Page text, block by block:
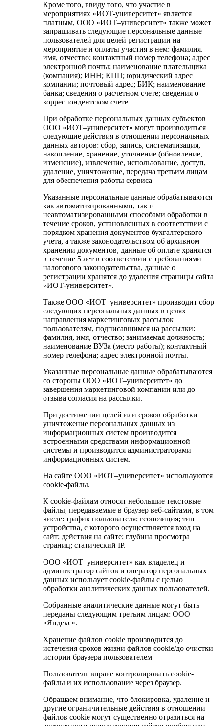
Кроме того, ввиду того, что участие в
мероприятиях «ИОТ-университет» является
платным, ООО «ИОТ–университет» также может
запрашивать следующие персональные данные
пользователей для целей регистрации на
мероприятие и оплаты участия в нем: фамилия,
имя, отчество; контактный номер телефона; адрес
электронной почты; наименование плательщика
(компания); ИНН; КПП; юридический адрес
компании; почтовый адрес; БИК; наименование
банка; сведения о расчетном счете; сведения о
корреспондентском счете.
При обработке персональных данных субъектов
ООО «ИОТ–университет» могут производиться
следующие действия в отношении персональных
данных авторов: сбор, запись, систематизация,
накопление, хранение, уточнение (обновление,
изменение), извлечение, использование, доступ,
удаление, уничтожение, передача третьим лицам
для обеспечения работы сервиса.
Указанные персональные данные обрабатываются
как автоматизированными, так и
неавтоматизированными способами обработки в
течение сроков, установленных в соответствии с
порядком хранения документов бухгалтерского
учета, а также законодательством об архивном
хранении документов, данные об оплате хранятся
в течение 5 лет в соответствии с требованиями
налогового законодательства, данные о
регистрации хранятся до удаления страницы сайта
«ИОТ-университет».
Также ООО «ИОТ–университет» производит сбор
следующих персональных данных в целях
направления маркетинговых рассылок
пользователям, подписавшимся на рассылки:
фамилия, имя, отчество; занимаемая должность;
наименование ВУЗа (место работы); контактный
номер телефона; адрес электронной почты.
Указанные персональные данные обрабатываются
со стороны ООО «ИОТ–университет» до
завершения маркетинговой компании или до
отзыва согласия на рассылки.
При достижении целей или сроков обработки
уничтожение персональных данных из
информационных систем производится
встроенными средствами информационной
системы и производится администраторами
информационных систем.
На сайте ООО «ИОТ–университет» используются
cookie-файлы.
К cookie-файлам относят небольшие текстовые
файлы, передаваемые в браузер веб-сайтами, в том
числе: трафик пользователя; геопозиция; тип
устройства, с которого осуществляется вход на
сайт; действия на сайте; глубина просмотра
страниц; статический IP.
ООО «ИОТ–университет» как владелец и
администратор сайтов и оператор персональных
данных использует cookie-файлы с целью
обработки аналитических данных пользователей.
Собранные аналитические данные могут быть
переданы следующим третьим лицам: ООО
«Яндекс».
Хранение файлов cookie производится до
истечения сроков жизни файлов cookie/до очистки
истории браузера пользователем.
Пользователь вправе контролировать cookie-
файлы и их использование через браузер.
Обращаем внимание, что блокировка, удаление и
другие ограничительные действия в отношении
файлов cookie могут существенно отразиться на